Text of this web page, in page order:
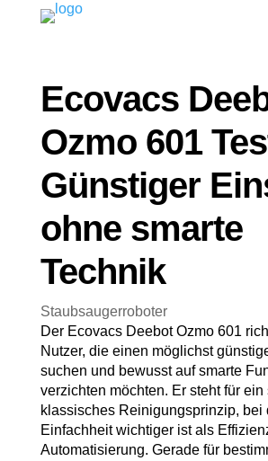
Ecovacs
Ozmo 601
Günstiger
ohne smarte
Technik
Staubsaugerroboter
Der Ecovacs Deebot Ozmo 601
Nutzer, die einen möglichst
suchen und bewusst auf smarte
verzichten möchten. Er steht für ein
klassisches Reinigungsprinzip, bei
Einfachheit wichtiger ist als
Automatisierung. Gerade für